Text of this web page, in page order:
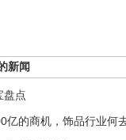
新闻
盘点
亿的商机，饰品行业何